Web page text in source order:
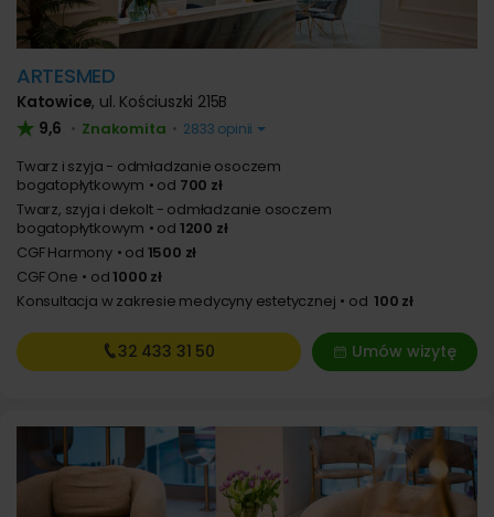
ARTESMED
Katowice, ul. Kościuszki 215B
9,6 • Znakomita • 2833 opinii
Twarz i szyja - odmładzanie osoczem
bogatopłytkowym
od 700 zł
Twarz, szyja i dekolt - odmładzanie osoczem
bogatopłytkowym
od 1200 zł
CGF Harmony
od 1500 zł
CGF One
od1000 zł
Konsultacja w zakresie medycyny estetycznej
od 100 zł
Umów wizytę
32 433 31 50